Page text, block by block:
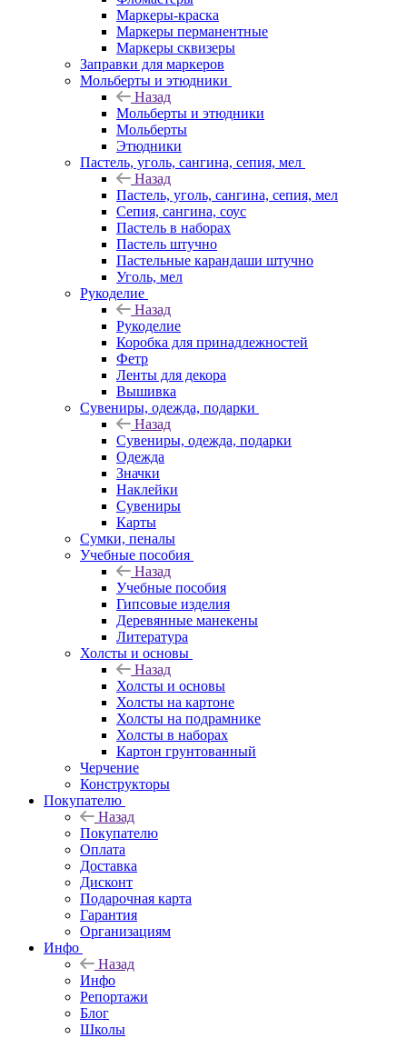
Маркеры-краска
Маркеры перманентные
Маркеры сквизеры
Заправки для маркеров
Мольберты и этюдники
Назад
Мольберты и этюдники
Мольберты
Этюдники
Пастель, уголь, сангина, сепия, мел
Назад
Пастель, уголь, сангина, сепия, мел
Сепия, сангина, соус
Пастель в наборах
Пастель штучно
Пастельные карандаши штучно
Уголь, мел
Рукоделие
Назад
Рукоделие
Коробка для принадлежностей
Фетр
Ленты для декора
Вышивка
Сувениры, одежда, подарки
Назад
Сувениры, одежда, подарки
Одежда
Значки
Наклейки
Сувениры
Карты
Сумки, пеналы
Учебные пособия
Назад
Учебные пособия
Гипсовые изделия
Деревянные манекены
Литература
Холсты и основы
Назад
Холсты и основы
Холсты на картоне
Холсты на подрамнике
Холсты в наборах
Картон грунтованный
Черчение
Конструкторы
Покупателю
Назад
Покупателю
Оплата
Доставка
Дисконт
Подарочная карта
Гарантия
Организациям
Инфо
Назад
Инфо
Репортажи
Блог
Школы